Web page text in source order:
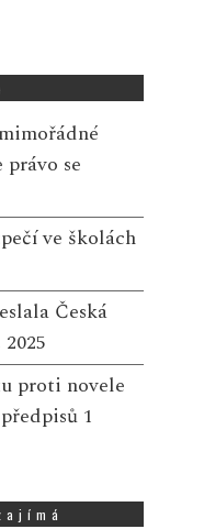
12 ČERVNA, 2025
bude psát kočičí
(14.-15. června)
brněnské Vinohrady
Více
se
ve školách
Česká
proti novele
1